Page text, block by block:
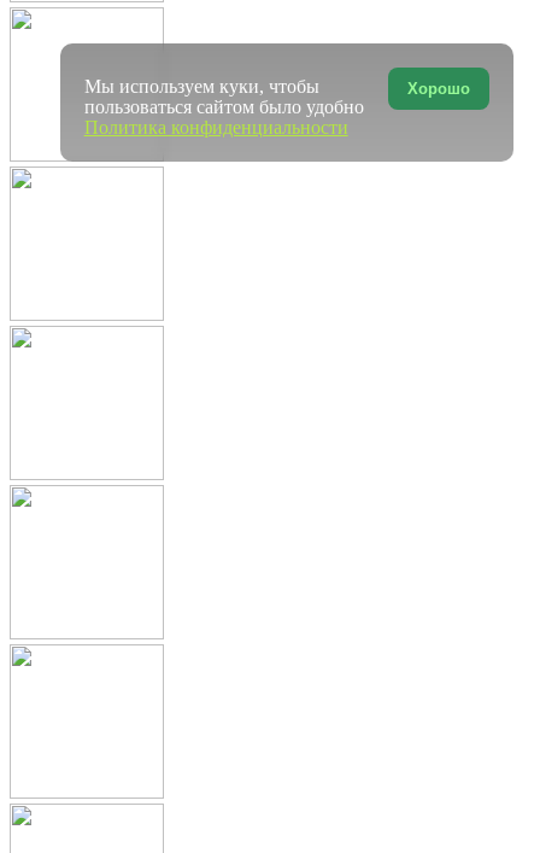
Хорошо
Мы используем куки, чтобы
пользоваться сайтом было удобно
Политика конфиденциальности